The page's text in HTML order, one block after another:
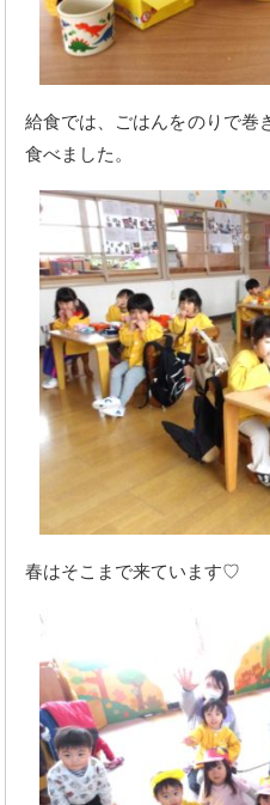
給食では、ごはんをのりで
食べました。
春はそこまで来ています♡